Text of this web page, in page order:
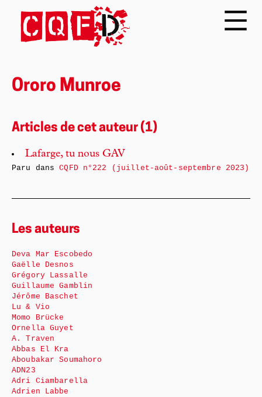
Ororo Munroe
Articles de cet auteur (1)
Lafarge, tu nous GAV
Paru dansCQFD n°222 (juillet-août-septembre 2023)
Les auteurs
Deva Mar Escobedo
Gaëlle Desnos
Grégory Lassalle
Guillaume Gamblin
Jérôme Baschet
Lu & Vio
Momo Brücke
Ornella Guyet
A. Traven
Abbas El Kra
Aboubakar Soumahoro
ADN23
Adri Ciambarella
Adrien Labbe